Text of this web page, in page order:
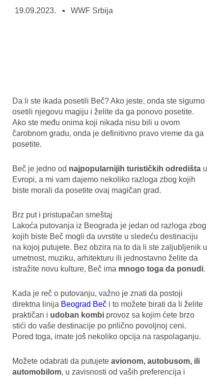
19.09.2023. WWF Srbija
Da li ste ikada posetili Beč? Ako jeste, onda ste sigurno
osetili njegovu magiju i želite da ga ponovo posetite.
Ako ste među onima koji nikada nisu bili u ovom
čarobnom gradu, onda je definitivno pravo vreme da ga
posetite.
Beč je jedno od najpopularnijih turističkih odredišta u
Evropi, a mi vam dajemo nekoliko razloga zbog kojih
biste morali da posetite ovaj magičan grad.
Brz put i pristupačan smeštaj
Lakoća putovanja iz Beograda je jedan od razloga zbog
kojih biste Beč mogli da uvrstite u sledeću destinaciju
na kojoj putujete. Bez obzira na to da li ste zaljubljenik u
umetnost, muziku, arhitekturu ili jednostavno želite da
istražite novu kulture, Beč ima mnogo toga da ponudi.
Kada je reč o putovanju, važno je znati da postoji
direktna linija Beograd Beč i to možete birati da li želite
praktičan i udoban kombi provoz sa kojim ćete brzo
stići do vaše destinacije po prilično povoljnoj ceni.
Pored toga, imate još nekoliko opcija na raspolaganju.
Možete odabrati da putujete avionom, autobusom, ili
automobilom, u zavisnosti od vaših preferencija i